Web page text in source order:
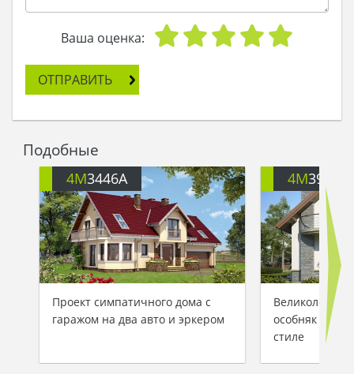
Ваша оценка:
ОТПРАВИТЬ
Подобные
4M3446A
Проект симпатичного дома с
гаражом на два авто и эркером
4M391
особняк в
стиле